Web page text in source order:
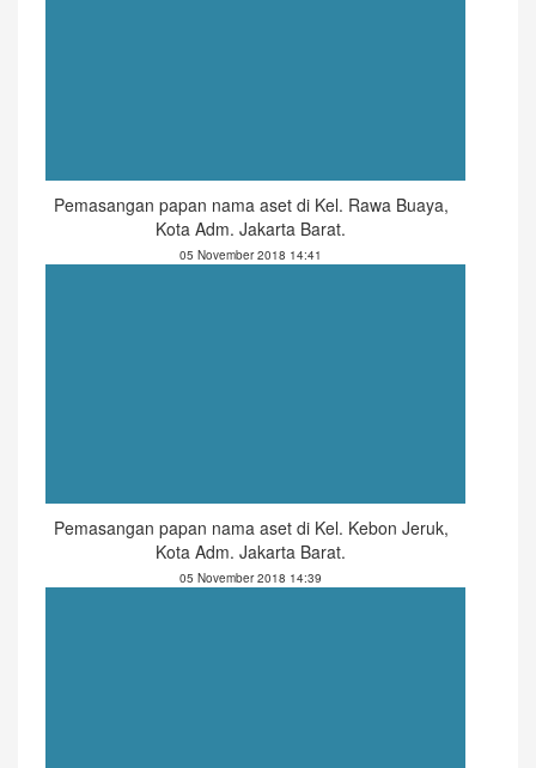
Pemasangan papan nama aset di Kel. Rawa Buaya,
Kota Adm. Jakarta Barat.
05 November 2018 14:41
Pemasangan papan nama aset di Kel. Kebon Jeruk,
Kota Adm. Jakarta Barat.
05 November 2018 14:39